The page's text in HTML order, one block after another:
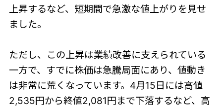
上昇するなど、短期間で急激な値上がりを見せ
ました。
ただし、この上昇は業績改善に支えられている
一方で、すでに株価は急騰局面にあり、値動き
は非常に荒くなっています。4月15日には高値
2,535円から終値2,081円まで下落するなど、高